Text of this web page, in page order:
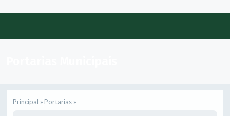
Principal » Portarias »